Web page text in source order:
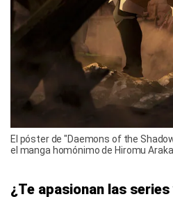
El póster de "Daemons of the
el manga homónimo de Hiromu
¿Te apasionan las